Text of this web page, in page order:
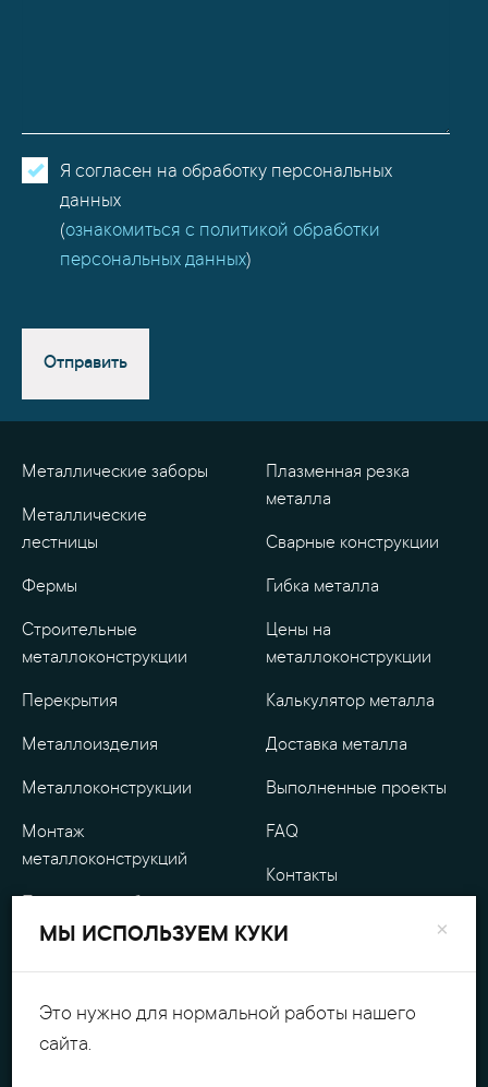
Я согласен на обработку персональных
данных
(ознакомиться с политикой обработки
персональных данных)
Отправить
Металлические заборы
Металлические
лестницы
Фермы
Строительные
металлоконструкции
Перекрытия
Металлоизделия
Металлоконструкции
Монтаж
металлоконструкций
Уличные
металлоизделия
Обработка металла
Плазменная резка
металла
Сварные конструкции
Гибка металла
Цены на
металлоконструкции
Калькулятор металла
Доставка металла
Выполненные проекты
FAQ
Контакты
Оплата
×
МЫ ИСПОЛЬЗУЕМ КУКИ
Это нужно для нормальной работы нашего
сайта.